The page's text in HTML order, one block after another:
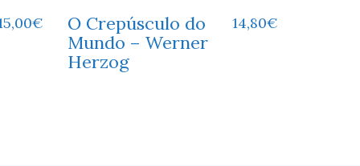
€
O Crepúsculo do
Mundo – Werner
Herzog
14,80€